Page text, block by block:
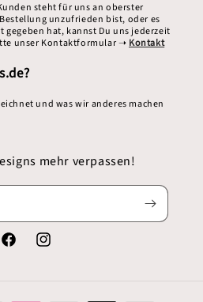
steht für uns an oberster
unzufrieden bist, oder es
gegeben hat, kannst Du uns jederzeit
unser Kontaktformular ➝ Kontakt
und was wir anderes machen
mehr verpassen!
FacebookInstagram